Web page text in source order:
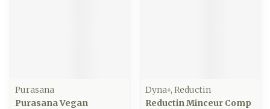
Purasana
Purasana Vegan
Dyna+, Reductin
Reductin Minceur Comp